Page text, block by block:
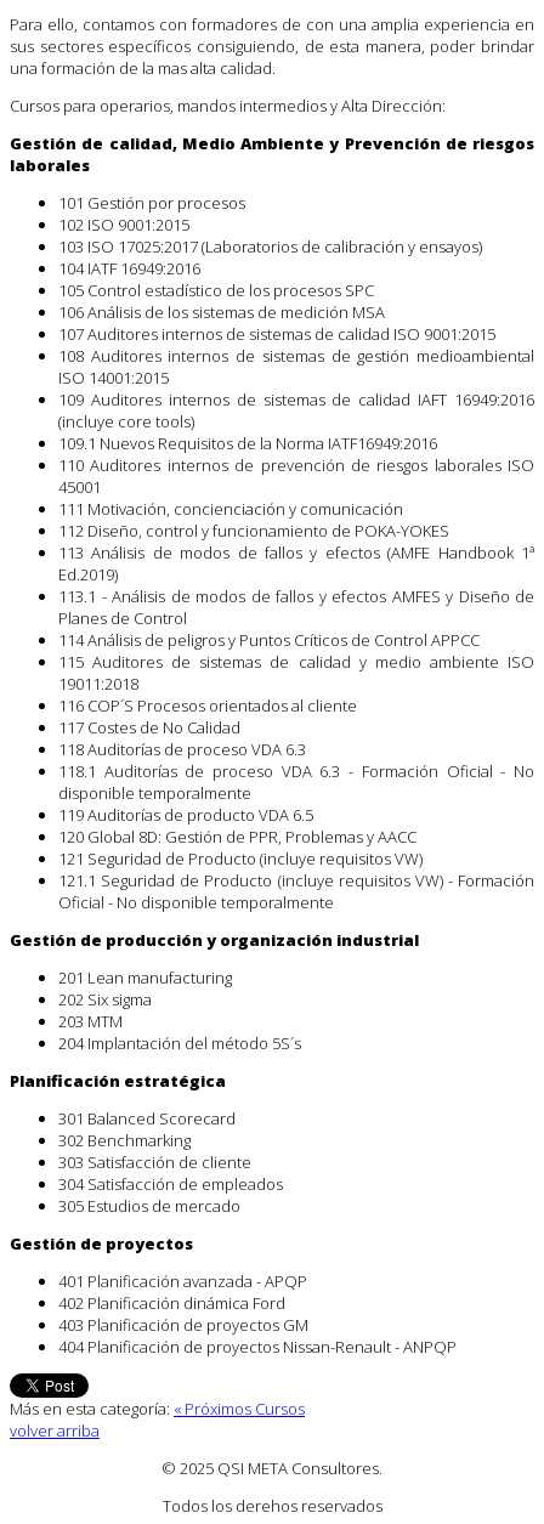
Para ello, contamos con formadores de con una amplia experiencia en
sus sectores específicos consiguiendo, de esta manera, poder brindar
una formación de la mas alta calidad.
Cursos para operarios, mandos intermedios y Alta Dirección:
Gestión de calidad, Medio Ambiente y Prevención de riesgos
laborales
101 Gestión por procesos
102 ISO 9001:2015
103 ISO 17025:2017 (Laboratorios de calibración y ensayos)
104 IATF 16949:2016
105 Control estadístico de los procesos SPC
106 Análisis de los sistemas de medición MSA
107 Auditores internos de sistemas de calidad ISO 9001:2015
108 Auditores internos de sistemas de gestión medioambiental
ISO 14001:2015
109 Auditores internos de sistemas de calidad IAFT 16949:2016
(incluye core tools)
109.1 Nuevos Requisitos de la Norma IATF16949:2016
110 Auditores internos de prevención de riesgos laborales ISO
45001
111 Motivación, concienciación y comunicación
112 Diseño, control y funcionamiento de POKA-YOKES
113 Análisis de modos de fallos y efectos (AMFE Handbook 1ª
Ed.2019)
113.1 - Análisis de modos de fallos y efectos AMFES y Diseño de
Planes de Control
114 Análisis de peligros y Puntos Críticos de Control APPCC
115 Auditores de sistemas de calidad y medio ambiente ISO
19011:2018
116 COP´S Procesos orientados al cliente
117 Costes de No Calidad
118 Auditorías de proceso VDA 6.3
118.1 Auditorías de proceso VDA 6.3 - Formación Oficial - No
disponible temporalmente
119 Auditorías de producto VDA 6.5
120 Global 8D: Gestión de PPR, Problemas y AACC
121 Seguridad de Producto (incluye requisitos VW)
121.1 Seguridad de Producto (incluye requisitos VW) - Formación
Oficial - No disponible temporalmente
Gestión de producción y organización industrial
201 Lean manufacturing
202 Six sigma
203 MTM
204 Implantación del método 5S´s
Planificación estratégica
301 Balanced Scorecard
302 Benchmarking
303 Satisfacción de cliente
304 Satisfacción de empleados
305 Estudios de mercado
Gestión de proyectos
401 Planificación avanzada - APQP
402 Planificación dinámica Ford
403 Planificación de proyectos GM
404 Planificación de proyectos Nissan-Renault - ANPQP
Más en esta categoría: « Próximos Cursos
volver arriba
© 2025 QSI META Consultores.
Todos los derehos reservados